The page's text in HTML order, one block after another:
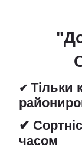
✔ Тільки
✔
часом